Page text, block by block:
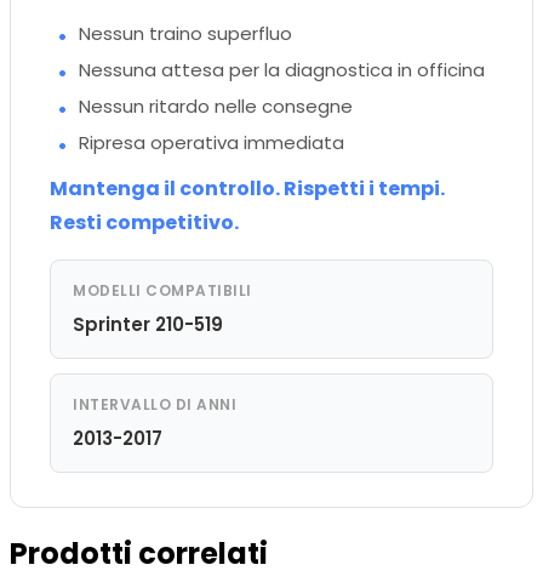
Nessun traino superfluo
Nessuna attesa per la diagnostica in officina
Nessun ritardo nelle consegne
Ripresa operativa immediata
Mantenga il controllo. Rispetti i tempi.
Resti competitivo.
MODELLI COMPATIBILI
Sprinter 210-519
INTERVALLO DI ANNI
2013-2017
Prodotti correlati